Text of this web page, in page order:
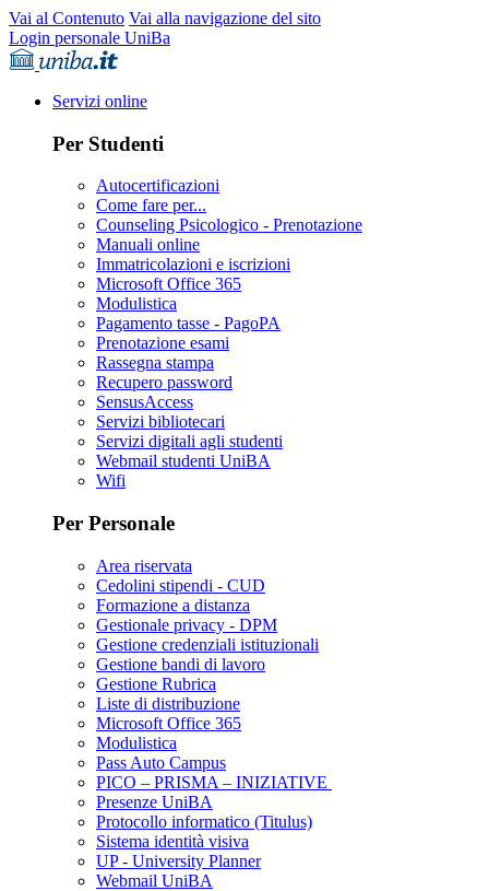
Vai al Contenuto Vai alla navigazione del sito
Login personale UniBa
Servizi online
Per Studenti
Autocertificazioni
Come fare per...
Counseling Psicologico - Prenotazione
Manuali online
Immatricolazioni e iscrizioni
Microsoft Office 365
Modulistica
Pagamento tasse - PagoPA
Prenotazione esami
Rassegna stampa
Recupero password
SensusAccess
Servizi bibliotecari
Servizi digitali agli studenti
Webmail studenti UniBA
Wifi
Per Personale
Area riservata
Cedolini stipendi - CUD
Formazione a distanza
Gestionale privacy - DPM
Gestione credenziali istituzionali
Gestione bandi di lavoro
Gestione Rubrica
Liste di distribuzione
Microsoft Office 365
Modulistica
Pass Auto Campus
PICO – PRISMA – INIZIATIVE
Presenze UniBA
Protocollo informatico (Titulus)
Sistema identità visiva
UP - University Planner
Webmail UniBA